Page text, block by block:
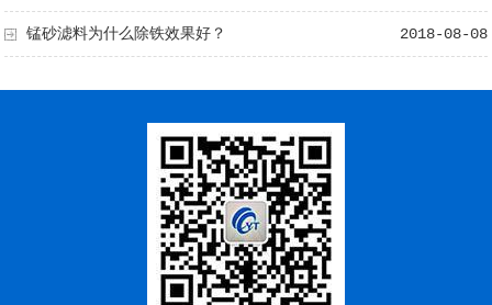
2018-08-08
锰砂滤料为什么除铁效果好？